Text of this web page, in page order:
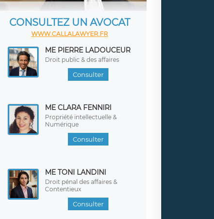
CONSULTEZ UN AVOCAT
WWW.CALLALAWYER.FR
ME PIERRE LADOUCEUR
Droit public & des affaires
Consulter
ME CLARA FENNIRI
Propriété intellectuelle &
Numérique
Consulter
ME TONI LANDINI
Droit pénal des affaires &
Contentieux
Consulter